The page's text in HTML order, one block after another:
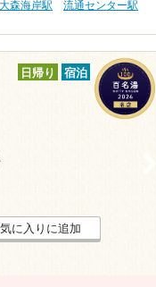
大森海岸駅
流通センター駅
日帰り 宿泊
に入りに追加